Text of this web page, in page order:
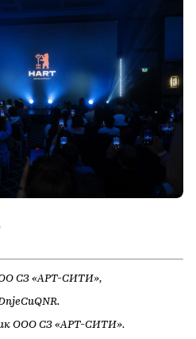
СЗ «АРТ-СИТИ»,
ООО СЗ «АРТ-СИТИ».